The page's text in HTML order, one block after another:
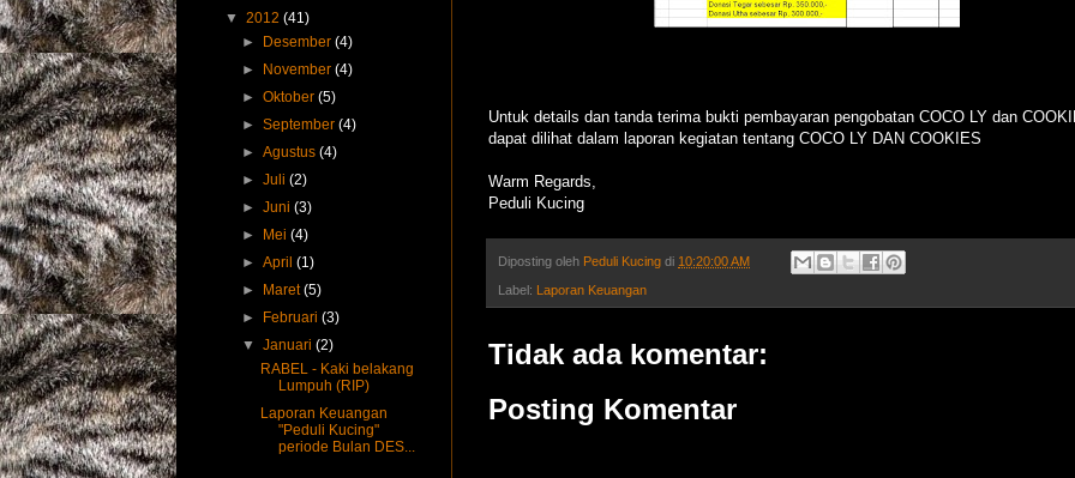
Untuk details dan tanda terima bukti pembayaran pengobatan COCO LY dan
dapat dilihat dalam laporan kegiatan tentang COCO LY DAN COOKIES
Warm Regards,
Peduli Kucing
Diposting oleh Peduli Kucing di 10:20:00 AM
Label: Laporan Keuangan
Tidak ada komentar:
Posting Komentar
▼ 2012 (41)
► Desember(4)
► November(4)
►Oktober(5)
►September(4)
►Agustus(4)
►Juli(2)
►Juni(3)
► Mei(4)
►April(1)
► Maret(5)
► Februari(3)
▼Januari(2)
RABEL - Kaki belakang
Lumpuh (RIP)
Laporan Keuangan
"Peduli Kucing"
periode Bulan DES...